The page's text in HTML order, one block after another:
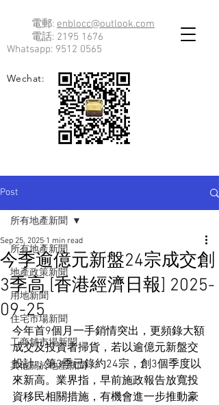
電郵: enblocc@outlook.com
電話: 2195 1676
Whatsapp: 9512 0565
Wechat:
Post
所有地產新聞
地產政策新聞
用地新聞
住宅市場新聞
工商舖市場新聞
其他關於地產新聞
所有地產新聞
今季逾億元新盤24宗成交創
3季高 [香港經濟日報] 2025-
09-25
Sep 25, 2025 1 min read
今年首9個月一手銷情突出，更頻錄大額
成交及投資者掃貨，若以逾億元新盤交
投計，第3季已錄約24宗，創3個季度以
來新高。業界指，早前施政報告放寬投
資移民相關措施，有機會進一步推動豪